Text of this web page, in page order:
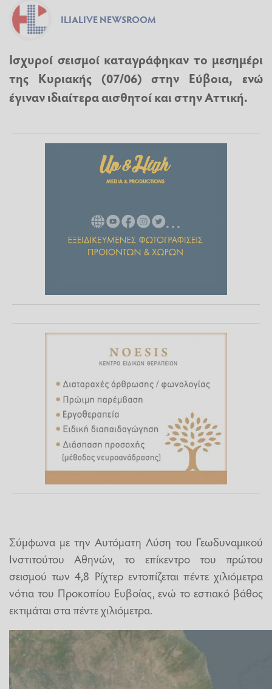
ILIALIVE NEWSROOM
Ισχυροί σεισμοίκαταγράφηκαν το μεσημέρι
της Κυριακής (07/06) στην Εύβοια, ενώ
έγιναν ιδιαίτερα αισθητοί και στην Αττική.
Σύμφωνα με την Αυτόματη Λύση του Γεωδυναμικού
Ινστιτούτου Αθηνών, το επίκεντρο του πρώτου
σεισμού των 4,8 Ρίχτερ εντοπίζεται πέντε χιλιόμετρα
νότια του Προκοπίου Ευβοίας, ενώ το εστιακό βάθος
εκτιμάται στα πέντε χιλιόμετρα.